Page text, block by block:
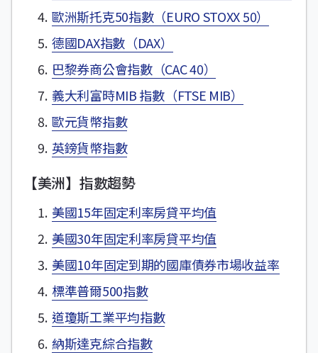
歐洲斯托克50指數（EURO STOXX 50）
德國DAX指數（DAX）
巴黎券商公會指數（CAC 40）
義大利富時MIB 指數（FTSE MIB）
歐元貨幣指數
英鎊貨幣指數
【美洲】指數趨勢
美國15年固定利率房貸平均值
美國30年固定利率房貸平均值
美國10年固定到期的國庫債券市場收益率
標準普爾500指數
道瓊斯工業平均指數
納斯達克綜合指數